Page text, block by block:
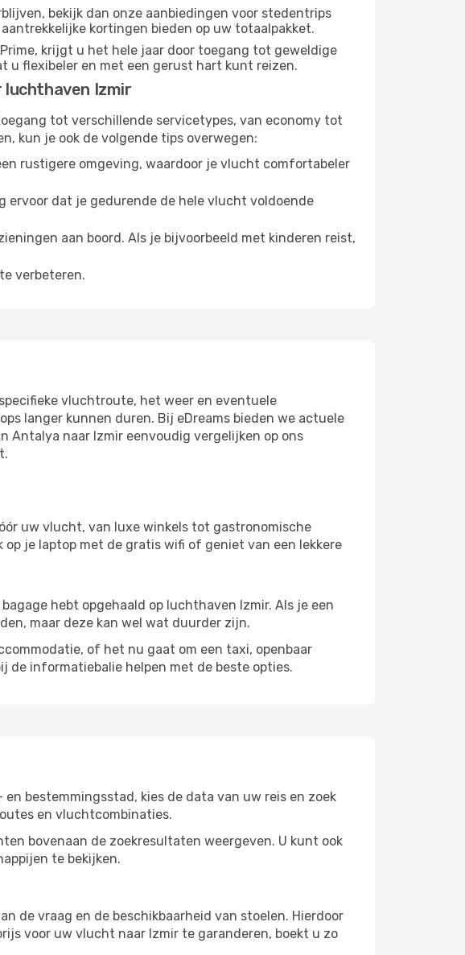
bekijk dan onze aanbiedingen voor stedentrips
kortingen bieden op uw totaalpakket.
krijgt u het hele jaar door toegang tot geweldige
u flexibeler en met een gerust hart kunt reizen.
luchthaven Izmir
tot verschillende servicetypes, van economy tot
kun je ook de volgende tips overwegen:
rustigere omgeving, waardoor je vlucht comfortabeler
ervoor dat je gedurende de hele vlucht voldoende
aan boord. Als je bijvoorbeeld met kinderen reist,
verbeteren.
vluchtroute, het weer en eventuele
langer kunnen duren. Bij eDreams bieden we actuele
naar Izmir eenvoudig vergelijken op ons
uw vlucht, van luxe winkels tot gastronomische
je laptop met de gratis wifi of geniet van een lekkere
hebt opgehaald op luchthaven Izmir. Als je een
maar deze kan wel wat duurder zijn.
of het nu gaat om een ​​taxi, openbaar
de informatiebalie helpen met de beste opties.
bestemmingsstad, kies de data van uw reis en zoek
en vluchtcombinaties.
bovenaan de zoekresultaten weergeven. U kunt ook
te bekijken.
de vraag en de beschikbaarheid van stoelen. Hierdoor
voor uw vlucht naar Izmir te garanderen, boekt u zo